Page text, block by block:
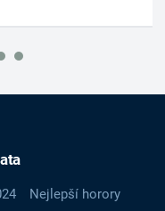
Nejlepší horory